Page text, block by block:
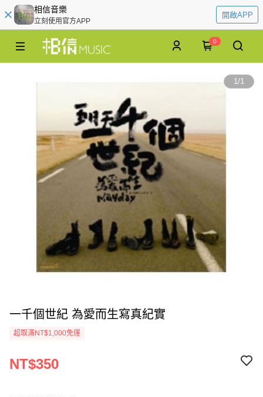
相信音樂
立刻使用官方APP
開啟APP
0
1/1
一千個世紀 為愛而生寫真紀實
超取滿NT$1,000免運
NT$350